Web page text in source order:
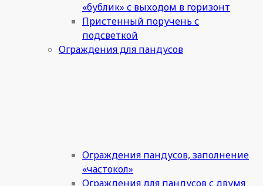
«бублик» с выходом в горизонт
Пристенный поручень с
подсветкой
Ограждения для пандусов
Ограждения пандусов, заполнение
«частокол»
Ограждения для пандусов с двумя